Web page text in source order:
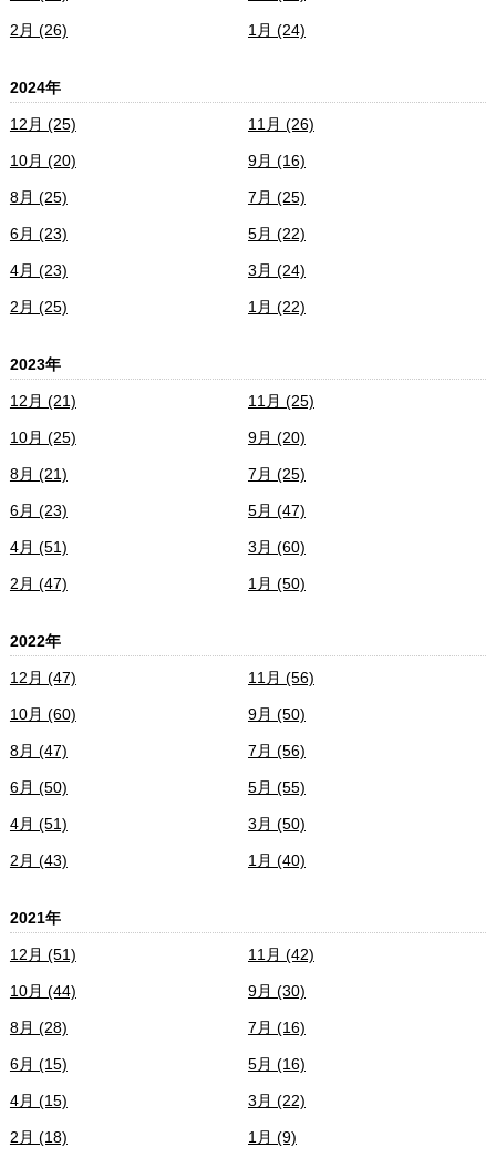
2月 (26) 1月 (24)
2024年
12月 (25) 11月 (26)
10月 (20) 9月 (16)
8月 (25) 7月 (25)
6月 (23) 5月 (22)
4月 (23) 3月 (24)
2月 (25) 1月 (22)
2023年
12月 (21) 11月 (25)
10月 (25) 9月 (20)
8月 (21) 7月 (25)
6月 (23) 5月 (47)
4月 (51) 3月 (60)
2月 (47) 1月 (50)
2022年
12月 (47) 11月 (56)
10月 (60) 9月 (50)
8月 (47) 7月 (56)
6月 (50) 5月 (55)
4月 (51) 3月 (50)
2月 (43) 1月 (40)
2021年
12月 (51) 11月 (42)
10月 (44) 9月 (30)
8月 (28) 7月 (16)
6月 (15) 5月 (16)
4月 (15) 3月 (22)
2月 (18) 1月 (9)